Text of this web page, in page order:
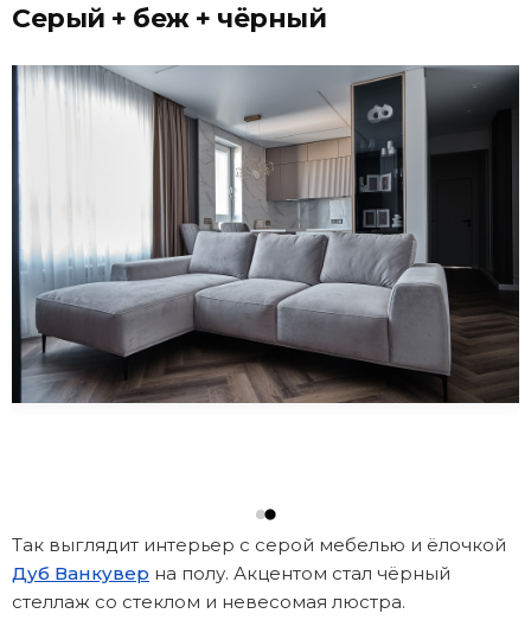
Серый + беж + чёрный
Так выглядит интерьер с серой мебелью и ёлочкой
Дуб Ванкувер на полу. Акцентом стал чёрный
стеллаж со стеклом и невесомая люстра.